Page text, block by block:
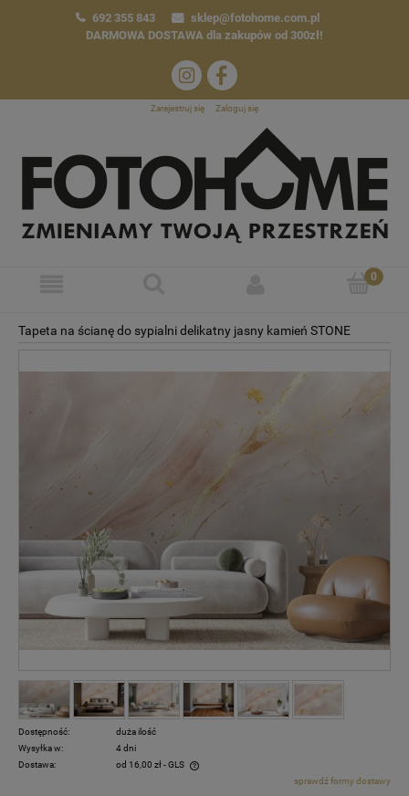
692 355 843
sklep@fotohome.com.pl
DARMOWA DOSTAWA dla zakupów od 300zł!
Zarejestruj się Zaloguj się
Tapeta na ścianę do sypialni delikatny jasny kamień STONE
Dostępność:
duża ilość
Wysyłka w:
4 dni
Dostawa:
od 16,00 zł- GLS
Cena nie zawiera ewentualnych kosztów płatnościsprawdź formy dostawy